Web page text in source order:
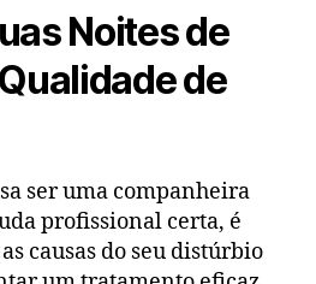
Noites de
de
ser uma companheira
profissional certa, é
causas do seu distúrbio